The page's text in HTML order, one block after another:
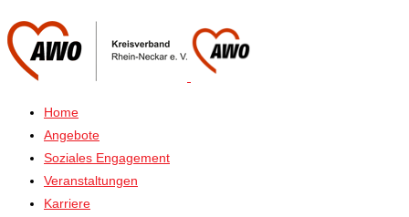
Home
Angebote
Soziales Engagement
Veranstaltungen
Karriere